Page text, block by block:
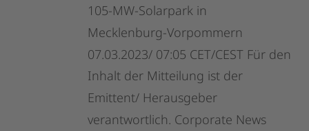
105-MW-Solarpark in
Mecklenburg-Vorpommern
07.03.2023/ 07:05 CET/CEST Für den
Inhalt der Mitteilung ist der
Emittent/ Herausgeber
verantwortlich. Corporate News